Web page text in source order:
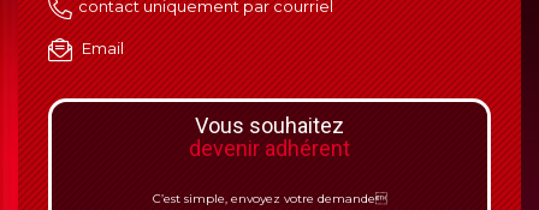
contact uniquement par courriel
Email
Vous souhaitez
devenir adhérent
C’est simple, envoyez votre demande